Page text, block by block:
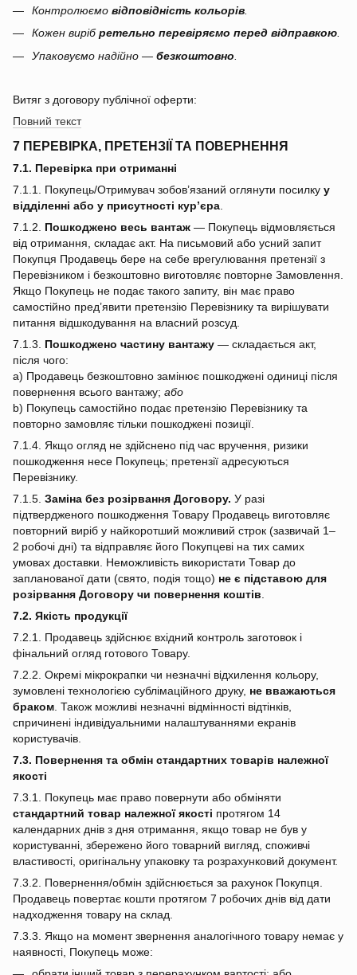
Контролюємо відповідність кольорів
Кожен вирібретельно перевіряємо перед відправкою.
Упаковуємо надійно — безкоштовно
Витяг з договору публічної оферти:
Повний текст
7 ПЕРЕВІРКА, ПРЕТЕНЗІЇ ТА ПОВЕРНЕННЯ
7.1. Перевірка при отриманні
7.1.1. Покупець/Отримувач зобов’язаний оглянути посилку у
відділенні або у присутності кур’єра
7.1.2. Пошкоджено весь вантаж — Покупець відмовляється
від отримання, складає акт. На письмовий або усний запит
Покупця Продавець бере на себе врегулювання претензії з
Перевізником і безкоштовно виготовляє повторне Замовлення.
Якщо Покупець не подає такого запиту, він має право
самостійно пред’явити претензію Перевізнику та вирішувати
питання відшкодування на власний розсуд.
7.1.3. Пошкоджено частину вантажу — складається акт,
після чого:
a) Продавець безкоштовно замінює пошкоджені одиниці після
повернення всього вантажу; або
b) Покупець самостійно подає претензію Перевізнику та
повторно замовляє тільки пошкоджені позиції.
7.1.4. Якщо огляд не здійснено під час вручення, ризики
пошкодження несе Покупець; претензії адресуються
Перевізнику.
7.1.5. Заміна без розірвання Договору. У разі
підтвердженого пошкодження Товару Продавець виготовляє
повторний виріб у найкоротший можливий строк (зазвичай 1–
2 робочі дні) та відправляє його Покупцеві на тих самих
умовах доставки. Неможливість використати Товар до
запланованої дати (свято, подія тощо) не є підставою для
розірвання Договору чи повернення коштів
7.2. Якість продукції
7.2.1. Продавець здійснює вхідний контроль заготовок і
фінальний огляд готового Товару.
7.2.2. Окремі мікрокрапки чи незначні відхилення кольору,
зумовлені технологією сублімаційного друку, не вважаються
браком . Також можливі незначні відмінності відтінків,
спричинені індивідуальними налаштуваннями екранів
користувачів.
7.3. Повернення та обмін стандартних товарів належної
якості
7.3.1. Покупець має право повернути або обміняти
стандартний товар належної якості протягом 14
календарних днів з дня отримання, якщо товар не був у
користуванні, збережено його товарний вигляд, споживчі
властивості, оригінальну упаковку та розрахунковий документ.
7.3.2. Повернення/обмін здійснюється за рахунок Покупця.
Продавець повертає кошти протягом 7 робочих днів від дати
надходження товару на склад.
7.3.3. Якщо на момент звернення аналогічного товару немає у
наявності, Покупець може: